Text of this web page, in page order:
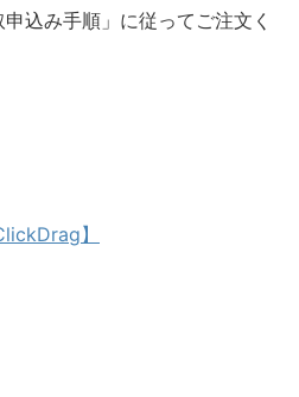
込み手順」に従ってご注文く
】